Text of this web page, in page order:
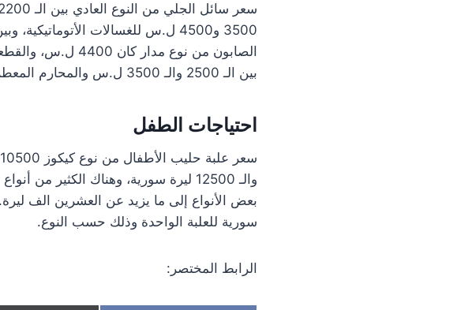
بين الـ 2500 والـ 3500 ل.س والمحارم المعطرة بين 1200 والـ 2500 ل.س.
احتياجات الطفل
والـ 12500 ليرة سورية، وهناك
سورية للعلبة الواحدة وذلك حسب النوع.
الرابط المختصر: